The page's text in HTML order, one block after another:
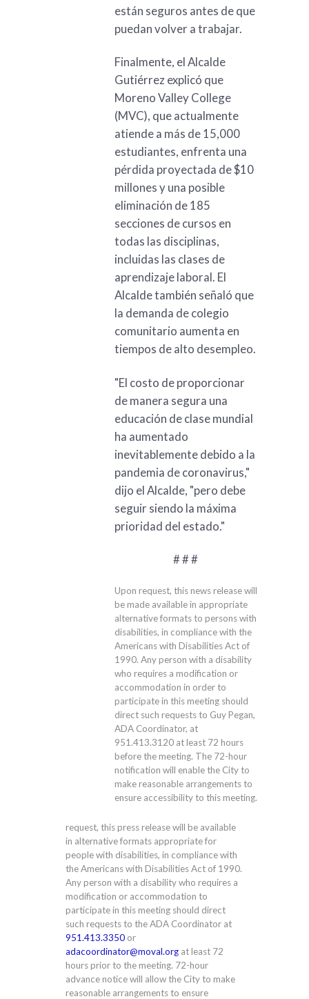
están seguros antes de que
puedan volver a trabajar.
Finalmente, el Alcalde
Gutiérrez explicó que
Moreno Valley College
(MVC), que actualmente
atiende a más de 15,000
estudiantes, enfrenta una
pérdida proyectada de $10
millones y una posible
eliminación de 185
secciones de cursos en
todas las disciplinas,
incluidas las clases de
aprendizaje laboral. El
Alcalde también señaló que
la demanda de colegio
comunitario aumenta en
tiempos de alto desempleo.
"El costo de proporcionar
de manera segura una
educación de clase mundial
ha aumentado
inevitablemente debido a la
pandemia de coronavirus,"
dijo el Alcalde, "pero debe
seguir siendo la máxima
prioridad del estado."
# # #
Upon request, this news release will
be made available in appropriate
alternative formats to persons with
disabilities, in compliance with the
Americans with Disabilities Act of
1990. Any person with a disability
who requires a modification or
accommodation in order to
participate in this meeting should
direct such requests to Guy Pegan,
ADA Coordinator, at
951.413.3120at least 72 hours
before the meeting. The 72-hour
notification will enable the City to
make reasonable arrangements to
ensure accessibility to this meeting.
request, this press release will be available
in alternative formats appropriate for
people with disabilities, in compliance with
the Americans with Disabilities Act of 1990.
Any person with a disability who requires a
modification or accommodation to
participate in this meeting should direct
such requests to the ADA Coordinator at
951.413.3350 or
adacoordinator@moval.org at least 72
hours prior to the meeting. 72-hour
advance notice will allow the City to make
reasonable arrangements to ensure